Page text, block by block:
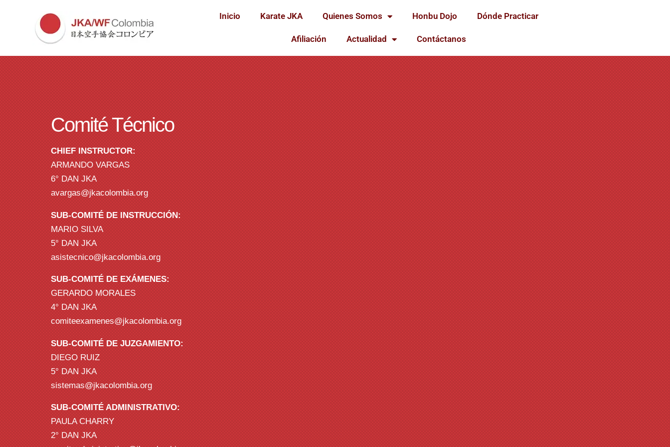
Inicio Karate JKA Quienes Somos Honbu Dojo Dónde Practicar
Afiliación Actualidad Contáctanos
Comité Técnico
CHIEF INSTRUCTOR:
ARMANDO VARGAS
6° DAN JKA
avargas@jkacolombia.org
SUB-COMITÉ DE INSTRUCCIÓN:
MARIO SILVA
5° DAN JKA
asistecnico@jkacolombia.org
SUB-COMITÉ DE EXÁMENES:
GERARDO MORALES
4° DAN JKA
comiteexamenes@jkacolombia.org
SUB-COMITÉ DE JUZGAMIENTO:
DIEGO RUIZ
5° DAN JKA
sistemas@jkacolombia.org
SUB-COMITÉ ADMINISTRATIVO:
PAULA CHARRY
2° DAN JKA